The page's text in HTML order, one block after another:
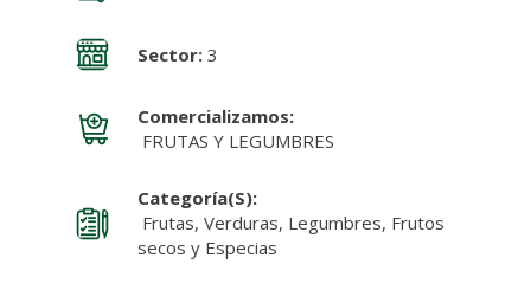
Sector:3
Comercializamos:
FRUTAS Y LEGUMBRES
Categoría(s):
Frutas, Verduras, Legumbres, Frutos
secos y Especias